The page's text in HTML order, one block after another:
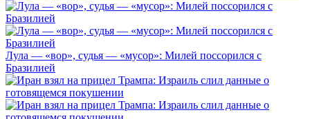
Лула — «вор», судья — «мусор»: Милей поссорился с
Бразилией